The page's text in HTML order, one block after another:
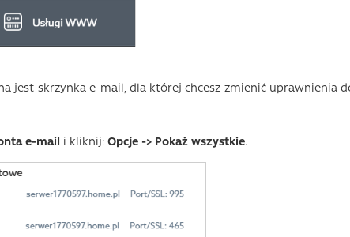
jest skrzynka e-mail, dla której chcesz zmienić uprawnienia
e-mail i kliknij: Opcje -> Pokaż wszystkie.